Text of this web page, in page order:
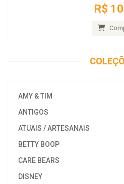
R$
AMY & TIM
ANTIGOS
ATUAIS / ARTESANAIS
BETTY BOOP
CARE BEARS
DISNEY